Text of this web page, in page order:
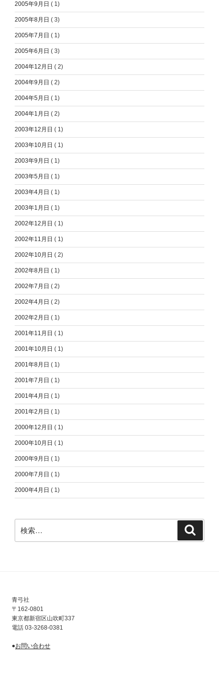
2005年9月日 ( 1)
2005年8月日 ( 3)
2005年7月日 ( 1)
2005年6月日 ( 3)
2004年12月日 ( 2)
2004年9月日 ( 2)
2004年5月日 ( 1)
2004年1月日 ( 2)
2003年12月日 ( 1)
2003年10月日 ( 1)
2003年9月日 ( 1)
2003年5月日 ( 1)
2003年4月日 ( 1)
2003年1月日 ( 1)
2002年12月日 ( 1)
2002年11月日 ( 1)
2002年10月日 ( 2)
2002年8月日 ( 1)
2002年7月日 ( 2)
2002年4月日 ( 2)
2002年2月日 ( 1)
2001年11月日 ( 1)
2001年10月日 ( 1)
2001年8月日 ( 1)
2001年7月日 ( 1)
2001年4月日 ( 1)
2001年2月日 ( 1)
2000年12月日 ( 1)
2000年10月日 ( 1)
2000年9月日 ( 1)
2000年7月日 ( 1)
2000年4月日 ( 1)
索:
青弓社
〒162-0801
東京都新宿区山吹町337
電話 03-3268-0381
●お問い合わせ